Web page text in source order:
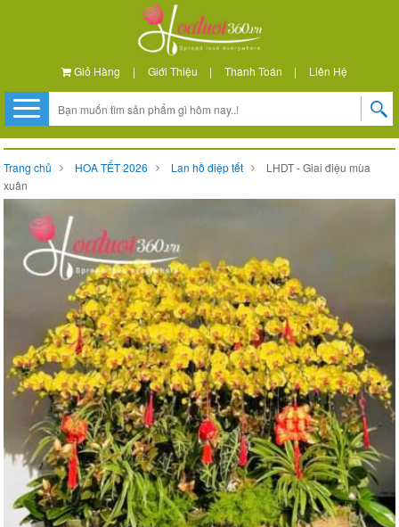
Giỏ Hàng | Giới Thiệu | Thanh Toán | Liên Hệ
Trang chủ HOA TẾT 2026 Lan hồ điệp tết
LHDT - Giai điệu mùa
xuân